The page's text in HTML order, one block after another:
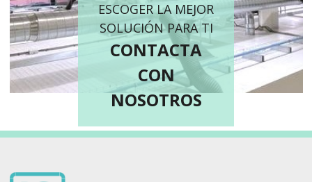
ESCOGER LA MEJOR
SOLUCIÓN PARA TI
CONTACTA
CON
NOSOTROS